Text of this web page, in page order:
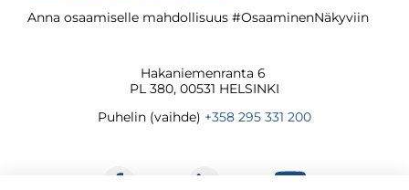
Anna osaamiselle mahdollisuus #OsaaminenNäkyviin
Hakaniemenranta 6
PL 380, 00531 HELSINKI
Puhelin (vaihde) +358 295 331 200